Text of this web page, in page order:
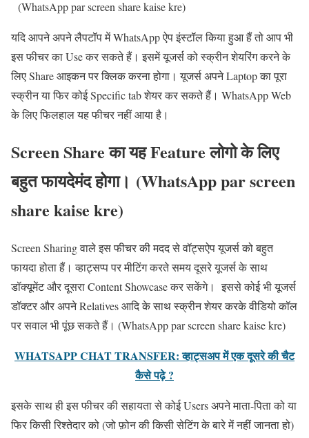
(WhatsApp par screen share kaise kre)
यदि आपने अपने लैपटॉप में WhatsApp ऐप इंस्टॉल किया हुआ हैं तो आप भी
इस फीचर का Use कर सकते हैं। इसमें यूजर्स को स्क्रीन शेयरिंग करने के
लिए Share आइकन पर क्लिक करना होगा। यूजर्स अपने Laptop का पूरा
स्क्रीन या फिर कोई Specific tab शेयर कर सकते हैं। WhatsApp Web
के लिए फिलहाल यह फीचर नहीं आया है।
Screen Share का यह Feature लोगो के लिए
बहुत फायदेमंद होगा। (WhatsApp par screen
share kaise kre)
Screen Sharing वाले इस फीचर की मदद से वॉट्सऐप यूजर्स को बहुत
फायदा होता हैं। व्हाट्सप्प पर मीटिंग करते समय दूसरे यूजर्स के साथ
डॉक्यूमेंट और दूसरा Content Showcase कर सकेंगे। इससे कोई भी यूजर्स
डॉक्टर और अपने Relatives आदि के साथ स्क्रीन शेयर करके वीडियो कॉल
पर सवाल भी पूंछ सकते हैं। (WhatsApp par screen share kaise kre)
WHATSAPP CHAT TRANSFER: व्हाट्सअप में एक दूसरे की चैट
कैसे पढ़े ?
इसके साथ ही इस फीचर की सहायता से कोई Users अपने माता-पिता को या
फिर किसी रिश्तेदार को (जो फ़ोन की किसी सेटिंग के बारे में नहीं जानता हो)